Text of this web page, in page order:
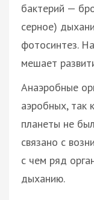
бактерий —
серное)
фотосинтез.
мешает
Анаэробные
аэробных, так
планеты не
связано с
с чем ряд
дыханию.